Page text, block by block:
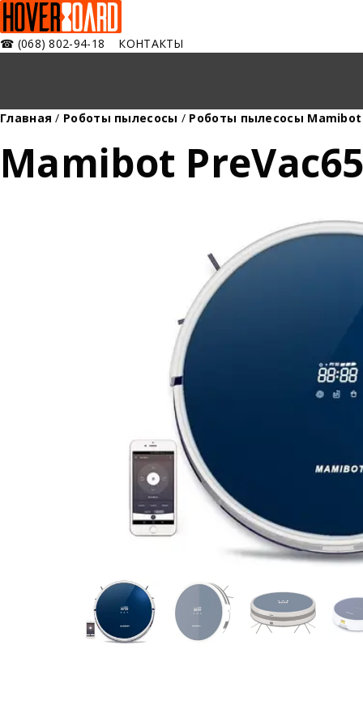
☎ (068) 802-94-18 КОНТАКТЫ
Главная/ Роботы пылесосы / Роботы пылесосы Mamibot
Mamibot